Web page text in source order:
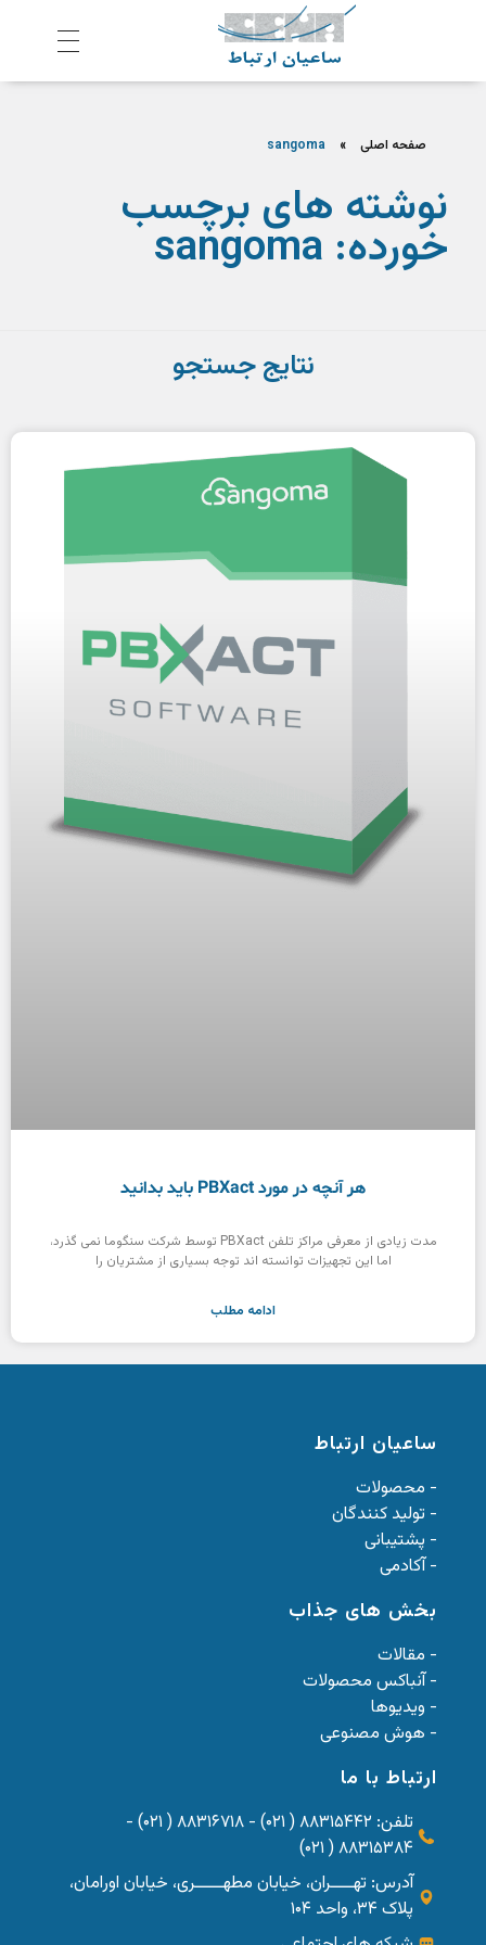
ش
رکت ساعیان ارتباط آینده پیشرو یکپارچگی و امنیت در ارتباط
صفحه اصلی »
sangoma
نوشته های برچسب
خورده: sangoma
نتایج جستجو
هر آنچه در مورد PBXact باید بدانید
مدت زیادی از معرفی مراکز تلفن PBXact توسط شرکت سنگوما نمی گذرد،
اما این تجهیزات توانسته اند توجه بسیاری از مشتریان را
ادامه مطلب
ساعیان ارتباط
- محصولات
- تولید کنندگان
- پشتیبانی
- آکادمی
بخش های جذاب
- مقالات
- آنباکس محصولات
- ویدیوها
- هوش مصنوعی
ارتباط با ما
تلفن: ۸۸۳۱۵۴۴۲ ( ۰۲۱) - ۸۸۳۱۶۷۱۸ ( ۰۲۱) -
۸۸۳۱۵۳۸۴ ( ۰۲۱)
آدرس: تهــــران، خیابان مطهـــــری، خیابان اورامان،
پلاک ۳۴، واحد ۱۰۴